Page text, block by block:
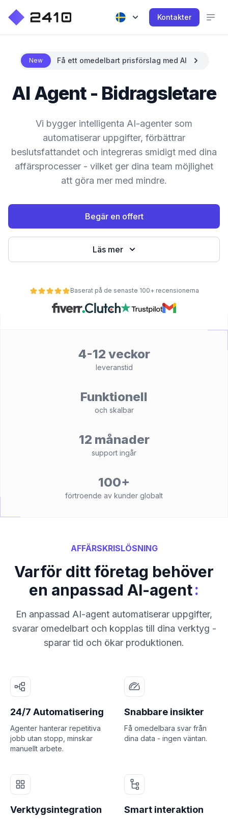
Kontakter
New Få ett omedelbart prisförslag med AI
AI Agent - Bidragsletare
Vi bygger intelligenta AI-agenter som
automatiserar uppgifter, förbättrar
beslutsfattandet och integreras smidigt med dina
affärsprocesser - vilket ger dina team möjlighet
att göra mer med mindre.
Begär en offert
Läs mer
Baserat på de senaste 100+ recensionerna
4-12 veckor
leveranstid
Funktionell
och skalbar
12 månader
support ingår
100+
förtroende av kunder globalt
AFFÄRSKRISLÖSNING
Varför ditt företag behöver
en anpassad AI-agent:
En anpassad AI-agent automatiserar uppgifter,
svarar omedelbart och kopplas till dina verktyg -
sparar tid och ökar produktionen.
24/7 Automatisering
Agenter hanterar repetitiva
jobb utan stopp, minskar
manuellt arbete.
Snabbare insikter
Få omedelbara svar från
dina data - ingen väntan.
Verktygsintegration Smart interaktion